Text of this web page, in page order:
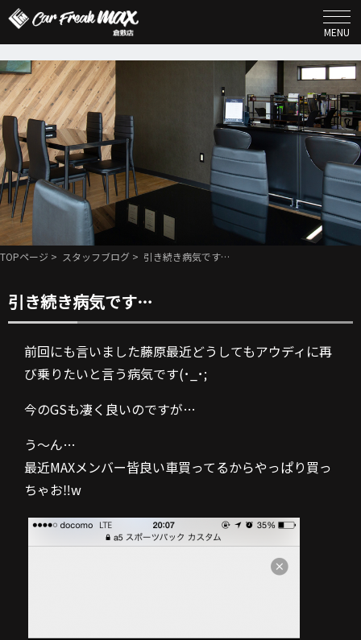
MENU
TOPページ > スタッフブログ > 引き続き病気です…
引き続き病気です…
前回にも言いました藤原最近どうしてもアウディに再
び乗りたいと言う病気です(･_･;
今のGSも凄く良いのですが…
う〜ん…
最近MAXメンバー皆良い車買ってるからやっぱり買っ
ちゃお‼︎w